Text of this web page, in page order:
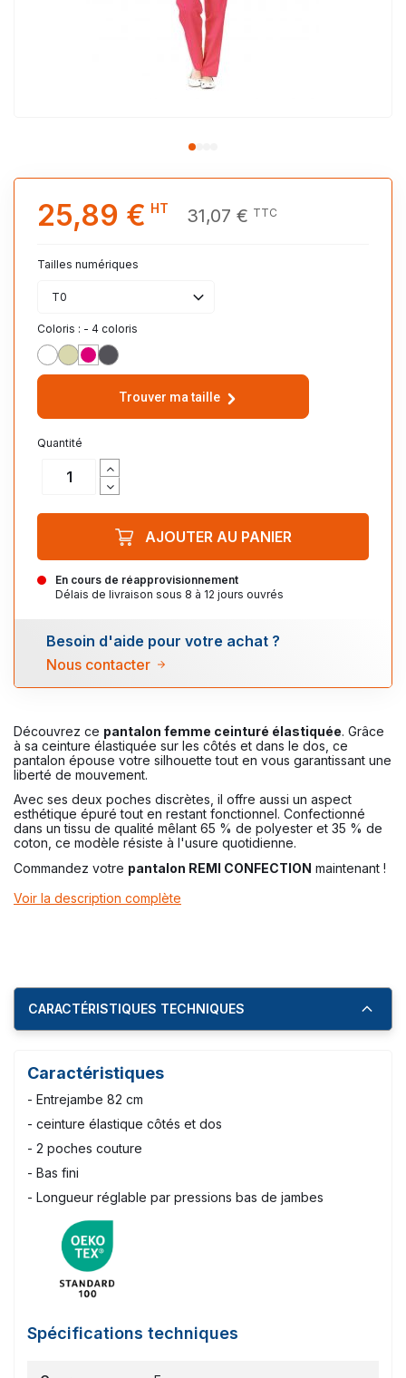
Découvrez ce pantalon femme ceinturé élastiquée. Grâce
à sa ceinture élastiquée sur les côtés et dans le dos, ce
pantalon épouse votre silhouette tout en vous garantissant une
liberté de mouvement.
Avec ses deux poches discrètes, il offre aussi un aspect
esthétique épuré tout en restant fonctionnel. Confectionné
dans un tissu de qualité mêlant 65 % de polyester et 35 % de
coton, ce modèle résiste à l'usure quotidienne.
Commandez votre pantalon REMI CONFECTION maintenant !
Voir la description complète
25,89 € HT 31,07 € TTC
Tailles numériques
T0
Coloris : - 4 coloris
BLANCANISFUCHSIAANTHRACITE
Trouver ma taille
Quantité
En cours de réapprovisionnement
Délais de livraison sous 8 à 12 jours ouvrés
AJOUTER AU PANIER
Besoin d'aide pour votre achat ?
Nous contacter
CARACTÉRISTIQUES TECHNIQUES
Caractéristiques
- Entrejambe 82 cm
- ceinture élastique côtés et dos
- 2 poches couture
- Bas fini
- Longueur réglable par pressions bas de jambes
Spécifications techniques